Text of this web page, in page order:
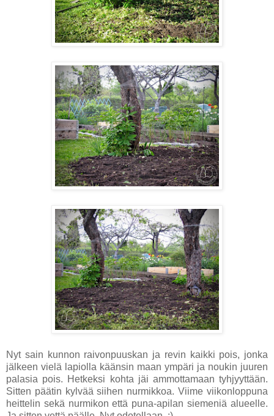
Nyt sain kunnon raivonpuuskan ja revin kaikki pois, jonka
jälkeen vielä lapiolla käänsin maan ympäri ja noukin juuren
palasia pois. Hetkeksi kohta jäi ammottamaan tyhjyyttään.
Sitten päätin kylvää siihen nurmikkoa. Viime viikonloppuna
heittelin sekä nurmikon että puna-apilan siemeniä alueelle.